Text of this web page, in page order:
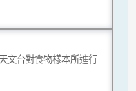
文台對食物樣本所進行